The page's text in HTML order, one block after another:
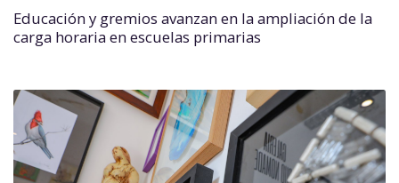
Educación y gremios avanzan en la ampliación de la
carga horaria en escuelas primarias